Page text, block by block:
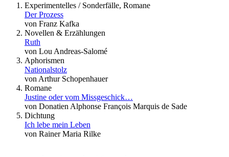
Experimentelles / Sonderfälle, Romane
Der Prozess
von Franz Kafka
Novellen & Erzählungen
Ruth
von Lou Andreas-Salomé
Aphorismen
Nationalstolz
von Arthur Schopenhauer
Romane
Justine oder vom Missgeschick…
von Donatien Alphonse François Marquis de Sade
Dichtung
Ich lebe mein Leben
von Rainer Maria Rilke